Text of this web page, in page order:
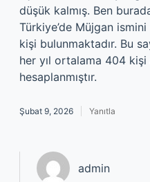
düşük kalmış. Ben
Türkiye’de Müjgan
kişi bulunmaktadır. Bu
her yıl ortalama 404
hesaplanmıştır.
Şubat 9, 2026 Yanıtla
admin